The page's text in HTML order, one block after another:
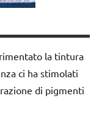
la tintura
ci ha stimolati
di pigmenti